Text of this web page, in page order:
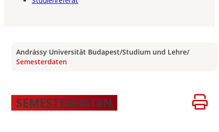
Andrássy Universität Budapest/Studium und Lehre/
Semesterdaten
SEMESTERDATEN